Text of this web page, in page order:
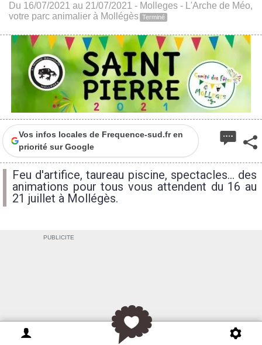
Du 16/07/2021 au 21/07/2021 - Molleges -
L'Arche de Méo,
votre parc animalier à Mollégès Terminé
Vos infos locales de Frequence-sud.fr en
priorité sur Google
Feu d'artifice, taureau piscine, spectacles... des
animations pour tous vous attendent du 16 au
21 juillet à Mollégès.
PUBLICITE